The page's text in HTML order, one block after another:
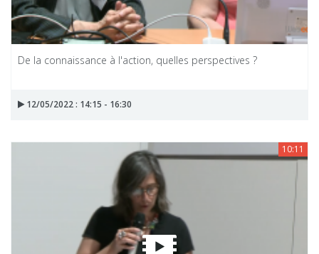
De la connaissance à l'action, quelles perspectives ?
12/05/2022 : 14:15 - 16:30
10:11